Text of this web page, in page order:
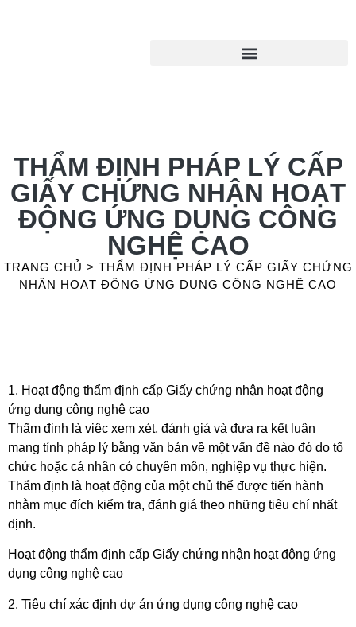
THẨM ĐỊNH PHÁP LÝ CẤP
GIẤY CHỨNG NHẬN HOẠT
ĐỘNG ỨNG DỤNG CÔNG
NGHỆ CAO
TRANG CHỦ > THẨM ĐỊNH PHÁP LÝ CẤP GIẤY CHỨNG
NHẬN HOẠT ĐỘNG ỨNG DỤNG CÔNG NGHỆ CAO
1. Hoạt động thẩm định cấp Giấy chứng nhận hoạt động
ứng dụng công nghệ cao
Thẩm định là việc xem xét, đánh giá và đưa ra kết luận
mang tính pháp lý bằng văn bản về một vấn đề nào đó do tổ
chức hoặc cá nhân có chuyên môn, nghiệp vụ thực hiện.
Thẩm định là hoạt động của một chủ thể được tiến hành
nhằm mục đích kiểm tra, đánh giá theo những tiêu chí nhất
định.
Hoạt động thẩm định cấp Giấy chứng nhận hoạt động ứng
dụng công nghệ cao
2. Tiêu chí xác định dự án ứng dụng công nghệ cao